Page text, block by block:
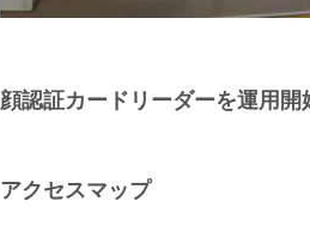
顔認証カードリーダーを運用開
アクセスマップ